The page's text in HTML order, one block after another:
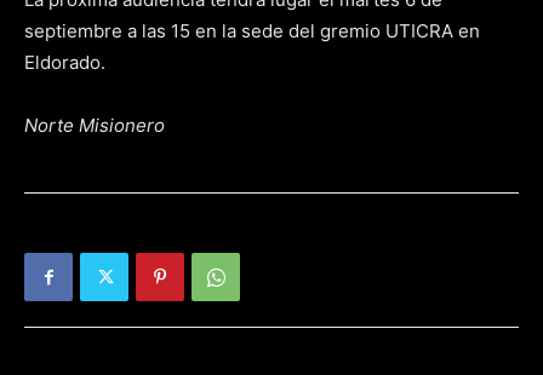
septiembre a las 15 en la sede del gremio UTICRA en
Eldorado.
Norte Misionero